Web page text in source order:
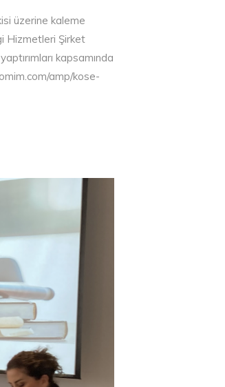
üzerine kaleme
Hizmetleri Şirket
kapsamında
amp/kose-